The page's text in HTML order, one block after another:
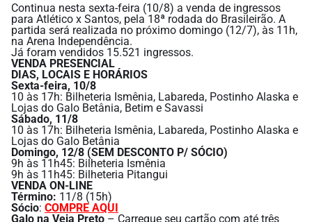
Continua nesta sexta-feira (10/8) a venda de ingressos
para Atlético x Santos, pela 18ª rodada do Brasileirão. A
partida será realizada no próximo domingo (12/7), às 11h,
na Arena Independência.
Já foram vendidos 15.521 ingressos.
VENDA PRESENCIAL
DIAS, LOCAIS E HORÁRIOS
Sexta-feira, 10/8
10 às 17h: Bilheteria Ismênia, Labareda, Postinho Alaska e
Lojas do Galo Betânia, Betim e Savassi
Sábado, 11/8
10 às 17h: Bilheteria Ismênia, Labareda, Postinho Alaska e
Lojas do Galo Betânia
Domingo, 12/8 (SEM DESCONTO P/ SÓCIO)
9h às 11h45: Bilheteria Ismênia
9h às 11h45: Bilheteria Pitangui
VENDA ON-LINE
Término: 11/8 (15h)
Sócio: COMPRE AQUI
Galo na Veia Preto – Carregue seu cartão com até três